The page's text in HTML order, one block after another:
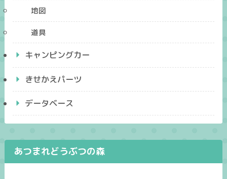
地図
道具
キャンピングカー
きせかえパーツ
データベース
あつまれどうぶつの森